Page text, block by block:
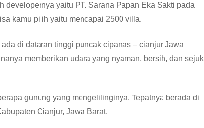
yaitu PT. Sarana Papan Eka Sakti pada
kamu pilih yaitu mencapai 2500 villa.
di dataran tinggi puncak cipanas – cianjur Jawa
memberikan udara yang nyaman, bersih, dan sejuk
gunung yang mengelilinginya. Tepatnya berada di
Cianjur, Jawa Barat.